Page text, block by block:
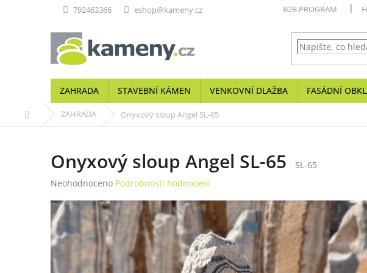
792463366 eshop@kameny.cz B2B PROGRAM
ZAHRADA STAVEBNÍ KÁMEN VENKOVNÍ DLAŽBA FASÁDNÍ
Domů ZAHRADA Onyxový sloup Angel SL-65
Onyxový sloup Angel SL-65
SL-65
Průměrné
produktu
je
0,0
z
5
hvězdiček.
Neohodnoceno Podrobnosti hodnocení